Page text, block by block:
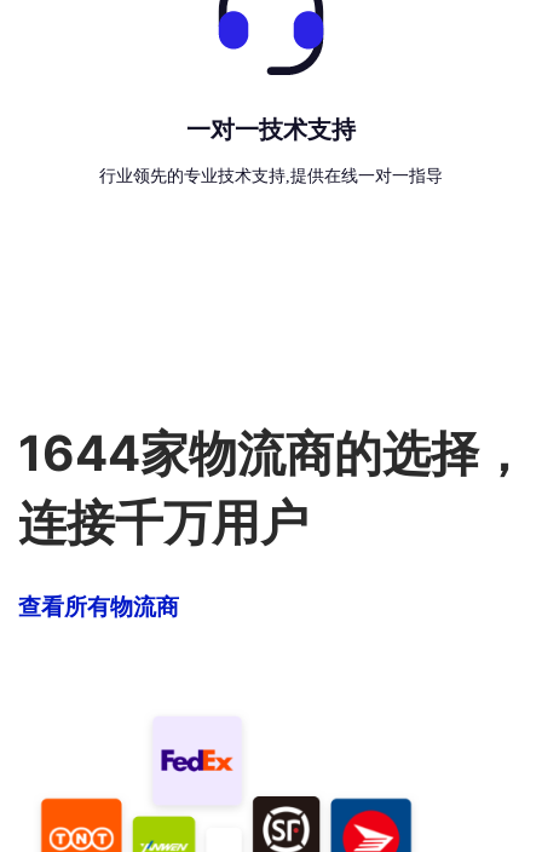
一对一技术支持
行业领先的专业技术支持,提供在线一对一指导
1644家物流商的选择，
连接千万用户
查看所有物流商